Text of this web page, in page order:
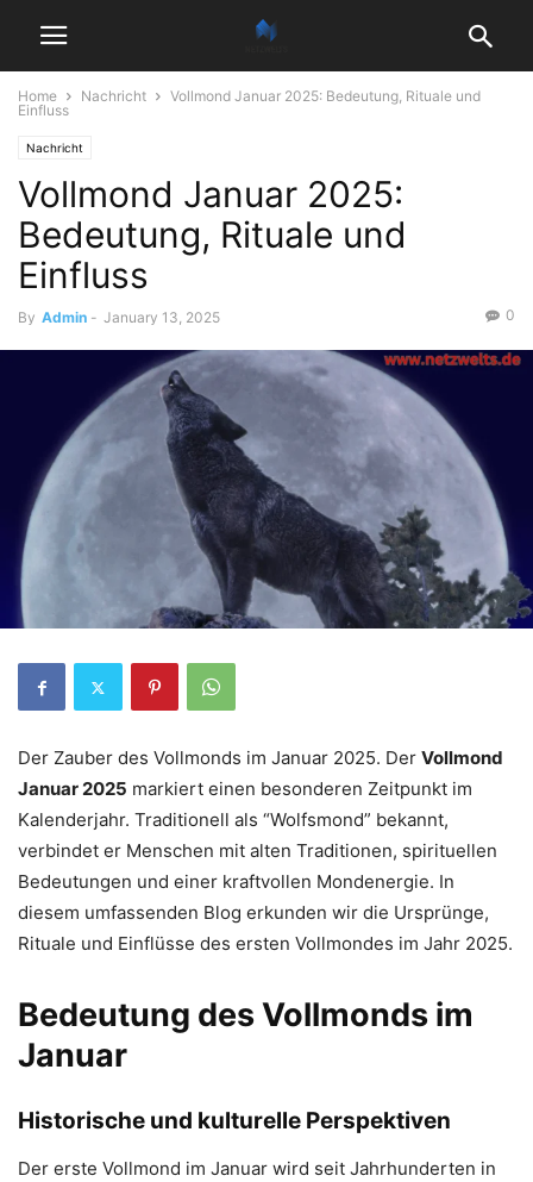
Home Nachricht
Vollmond Januar 2025: Bedeutung, Rituale und
Einfluss
Nachricht
Vollmond Januar 2025:
Bedeutung, Rituale und
Einfluss
By Admin - January 13, 2025 0
Der Zauber des Vollmonds im Januar 2025. Der Vollmond
Januar 2025 markiert einen besonderen Zeitpunkt im
Kalenderjahr. Traditionell als “Wolfsmond” bekannt,
verbindet er Menschen mit alten Traditionen, spirituellen
Bedeutungen und einer kraftvollen Mondenergie. In
diesem umfassenden Blog erkunden wir die Ursprünge,
Rituale und Einflüsse des ersten Vollmondes im Jahr 2025.
Bedeutung des Vollmonds im
Januar
Historische und kulturelle Perspektiven
Der erste Vollmond im Januar wird seit Jahrhunderten in